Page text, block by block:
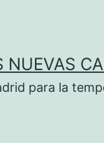
NUEVAS
para la